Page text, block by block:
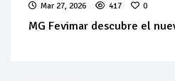
Mar 27, 2026 417 0
MG Fevimar descubre el